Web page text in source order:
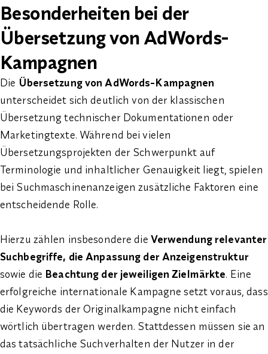
Besonderheiten bei der
Übersetzung von AdWords-
Kampagnen
Die Übersetzung von AdWords-Kampagnen
unterscheidet sich deutlich von der klassischen
Übersetzung technischer Dokumentationen oder
Marketingtexte. Während bei vielen
Übersetzungsprojekten der Schwerpunkt auf
Terminologie und inhaltlicher Genauigkeit liegt, spielen
bei Suchmaschinenanzeigen zusätzliche Faktoren eine
entscheidende Rolle.
Hierzu zählen insbesondere die Verwendung relevanter
Suchbegriffe, die Anpassung der Anzeigenstruktur
sowie die Beachtung der jeweiligen Zielmärkte. Eine
erfolgreiche internationale Kampagne setzt voraus, dass
die Keywords der Originalkampagne nicht einfach
wörtlich übertragen werden. Stattdessen müssen sie an
das tatsächliche Suchverhalten der Nutzer in der